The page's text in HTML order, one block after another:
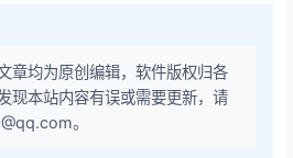
章均为原创编辑，软件版权归各
现本站内容有误或需要更新，请
。